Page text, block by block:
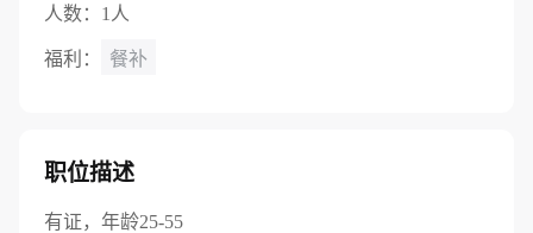
人数： 1人
福利： 餐补
职位描述
有证，年龄25-55